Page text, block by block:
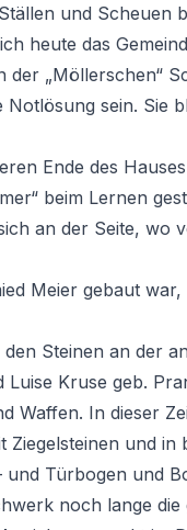
und Scheuen
heute das
„Möllerschen“
sein. Sie
Ende des
beim Lernen
an der Seite, wo
Meier gebaut
Steinen an der
Kruse geb.
Waffen. In dieser
und
Türbogen und
noch lange die